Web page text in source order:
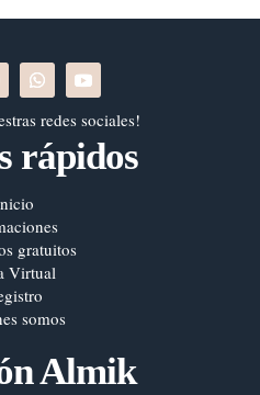
redes sociales!
rápidos
gratuitos
Virtual
somos
Almik